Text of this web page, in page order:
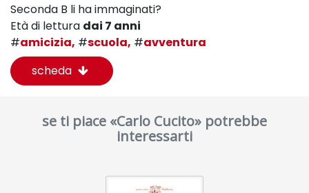
Seconda B li ha immaginati?
Età di lettura dai 7 anni
#amicizia, #scuola, #avventura
scheda
se ti piace «Carlo Cucito» potrebbe
interessarti